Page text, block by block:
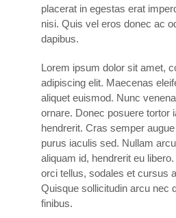
placerat in egestas erat
nisi. Quis vel eros donec ac
dapibus.
Lorem ipsum dolor sit amet,
adipiscing elit. Maecenas
aliquet euismod. Nunc
ornare. Donec posuere tortor
hendrerit. Cras semper
purus iaculis sed. Nullam
aliquam id, hendrerit eu
orci tellus, sodales et cursus
Quisque sollicitudin arcu nec
finibus.